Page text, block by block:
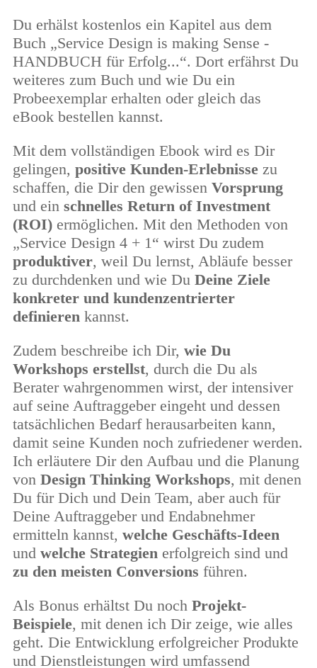
Du erhälst kostenlos ein Kapitel aus dem
Buch „Service Design is making Sense -
HANDBUCH für Erfolg...“. Dort erfährst Du
weiteres zum Buch und wie Du ein
Probeexemplar erhalten oder gleich das
eBook bestellen kannst.
Mit dem vollständigen Ebook wird es Dir
gelingen, positive Kunden-Erlebnisse zu
schaffen, die Dir den gewissen Vorsprung
und ein schnelles Return of Investment
(ROI) ermöglichen. Mit den Methoden von
„Service Design 4 + 1“ wirst Du zudem
produktiver, weil Du lernst, Abläufe besser
zu durchdenken und wie Du Deine Ziele
konkreter und kundenzentrierter
definieren kannst.
Zudem beschreibe ich Dir, wie Du
Workshops erstellst, durch die Du als
Berater wahrgenommen wirst, der intensiver
auf seine Auftraggeber eingeht und dessen
tatsächlichen Bedarf herausarbeiten kann,
damit seine Kunden noch zufriedener werden.
Ich erläutere Dir den Aufbau und die Planung
von Design Thinking Workshops, mit denen
Du für Dich und Dein Team, aber auch für
Deine Auftraggeber und Endabnehmer
ermitteln kannst, welche Geschäfts-Ideen
und welche Strategien erfolgreich sind und
zu den meisten Conversions führen.
Als Bonus erhältst Du noch Projekt-
Beispiele, mit denen ich Dir zeige, wie alles
geht. Die Entwicklung erfolgreicher Produkte
und Dienstleistungen wird umfassend